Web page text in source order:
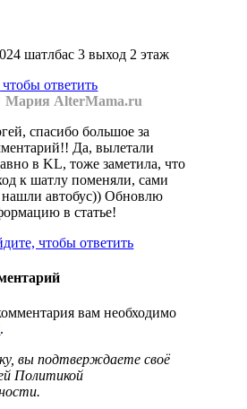
шатлбас 3 выход 2 этаж
ответить
Мария AlterMama.ru
спасибо большое за
Да, вылетали
в KL, тоже заметила, что
к шатлу поменяли, сами
нашли автобус)) Обновлю
в статье!
чтобы ответить
вам необходимо
.
вы подтверждаете своё
Политикой